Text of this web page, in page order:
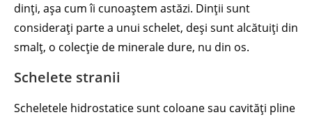
dinți, așa cum îi cunoaștem astăzi. Dinții sunt
considerați parte a unui schelet, deși sunt alcătuiți din
smalț, o colecție de minerale dure, nu din os.
Schelete stranii
Scheletele hidrostatice sunt coloane sau cavități pline